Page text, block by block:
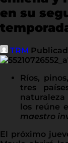
en su
TRM
Ríos,
tres
los reúne
maestro
El próximo